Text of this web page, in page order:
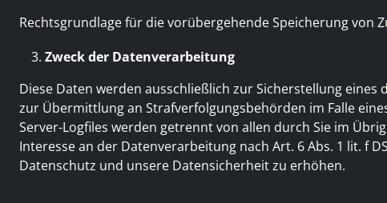
Rechtsgrundlage für die vorübergehende Speicherung von
Zweck der Datenverarbeitung
Diese Daten werden ausschließlich zur Sicherstellung
zur Übermittlung an Strafverfolgungsbehörden im Falle
Server-Logfiles werden getrennt von allen durch Sie im
Interesse an der Datenverarbeitung nach Art. 6 Abs. 1 lit. f
Datenschutz und unsere Datensicherheit zu erhöhen.